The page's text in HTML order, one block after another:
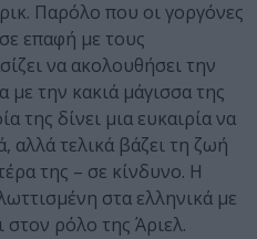
Παρόλο που οι γοργόνες
επαφή με τους
να ακολουθήσει την
με την κακιά μάγισσα της
της δίνει μια ευκαιρία να
αλλά τελικά βάζει τη ζωή
της – σε κίνδυνο. Η
στα ελληνικά με
ρόλο της Άριελ.